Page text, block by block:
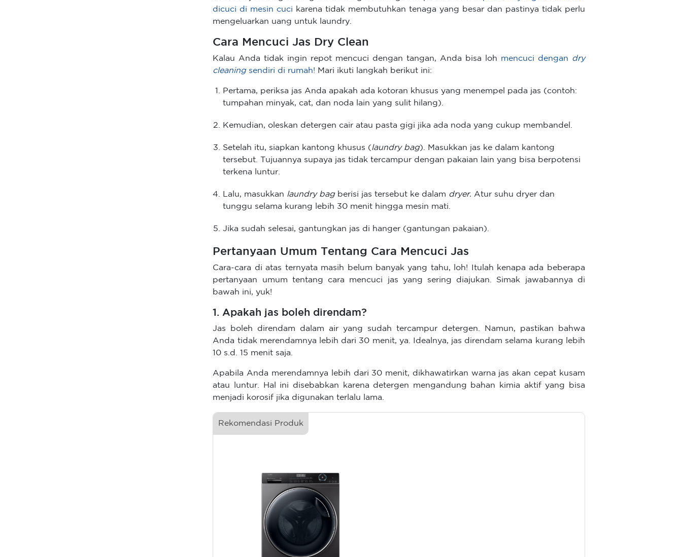
dicuci di mesin cuci karena tidak membutuhkan tenaga yang besar dan pastinya tidak perlu
mengeluarkan uang untuk laundry.
Cara Mencuci Jas Dry Clean
Kalau Anda tidak ingin repot mencuci dengan tangan, Anda bisa loh mencuci dengan dry
cleaning sendiri di rumah! Mari ikuti langkah berikut ini:
Pertama, periksa jas Anda apakah ada kotoran khusus yang menempel pada jas (contoh:
tumpahan minyak, cat, dan noda lain yang sulit hilang).
Kemudian, oleskan detergen cair atau pasta gigi jika ada noda yang cukup membandel.
Setelah itu, siapkan kantong khusus (laundry bag). Masukkan jas ke dalam kantong
tersebut. Tujuannya supaya jas tidak tercampur dengan pakaian lain yang bisa berpotensi
terkena luntur.
Lalu, masukkan laundry bagberisi jas tersebut ke dalam dryer. Atur suhu dryer dan
tunggu selama kurang lebih 30 menit hingga mesin mati.
Jika sudah selesai, gantungkan jas di hanger (gantungan pakaian).
Pertanyaan Umum Tentang Cara Mencuci Jas
Cara-cara di atas ternyata masih belum banyak yang tahu, loh! Itulah kenapa ada beberapa
pertanyaan umum tentang cara mencuci jas yang sering diajukan. Simak jawabannya di
bawah ini, yuk!
1. Apakah jas boleh direndam?
Jas boleh direndam dalam air yang sudah tercampur detergen. Namun, pastikan bahwa
Anda tidak merendamnya lebih dari 30 menit, ya. Idealnya, jas direndam selama kurang lebih
10 s.d. 15 menit saja.
Apabila Anda merendamnya lebih dari 30 menit, dikhawatirkan warna jas akan cepat kusam
atau luntur. Hal ini disebabkan karena detergen mengandung bahan kimia aktif yang bisa
menjadi korosif jika digunakan terlalu lama.
Rekomendasi Produk